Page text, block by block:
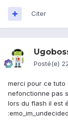
Citer
Posté(e)
merci pour ce tuto
nefonctionne pas
lors du flash il est